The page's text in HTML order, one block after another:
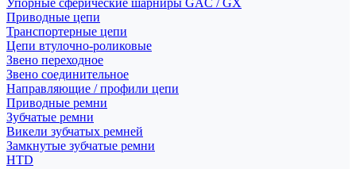
Упорные сферические шарниры GAC / GX
Приводные цепи
Транспортерные цепи
Цепи втулочно-роликовые
Звено переходное
Звено соединительное
Направляющие / профили цепи
Приводные ремни
Зубчатые ремни
Викели зубчатых ремней
Замкнутые зубчатые ремни
HTD